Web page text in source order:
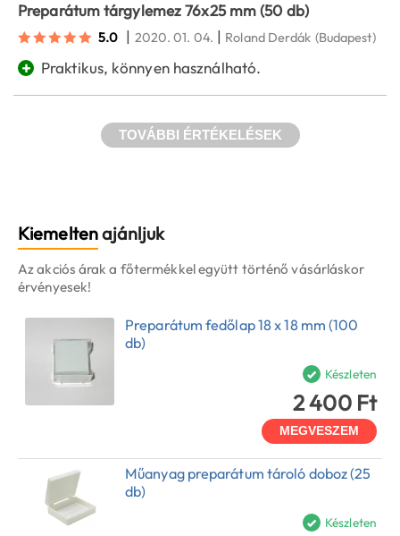
Preparátum tárgylemez 76x25 mm (50 db)
5.0 | 2020. 01. 04. | Roland Derdák (Budapest)
+ Praktikus, könnyen használható.
TOVÁBBI ÉRTÉKELÉSEK
Kiemeltenajánljuk
Az akciós árak a főtermékkel együtt történő vásárláskor
érvényesek!
Preparátum fedőlap 18 x 18 mm (100
db)
Készleten
2 400 Ft
MEGVESZEM
Műanyag preparátum tároló doboz (25
db)
Készleten